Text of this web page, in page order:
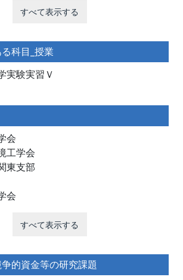
すべて表示する
科目_授業
実験実習Ｖ
会
工学会
東支部
会
すべて表示する
的資金等の研究課題